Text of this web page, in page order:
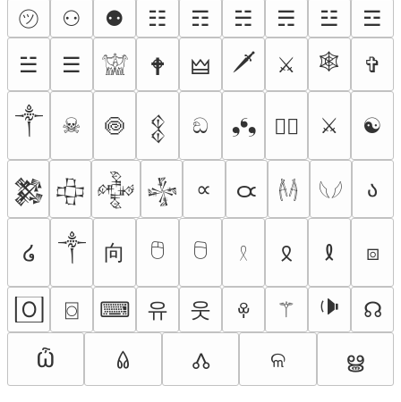
㋡
⚇ ⚉ ☷ ☶ ☵ ☴ ☳
☲
☱
☰ 𓀬 🕈 🜲 🗡 ⚔︎ 🕸 ✞︎
༒︎ ☠︎︎ 🍥 𒉭 ඞ ❟❛❟ 🏴‍☠️ ⚔ ☯
𒄆 𒇫 𒅒 𒈔 ∝ 𑁛 𓌹𓌺 𓆩𓆪 ა
໒ ༒ 向 🖰 🖯 𓍲 𐠦 𐑙 ⧇
🄾 ⌼ ⌨ 유 웃 ꁚ ⚚ 🕩
☊
Ѽ
𑃢 🝓 ଳ ൠ